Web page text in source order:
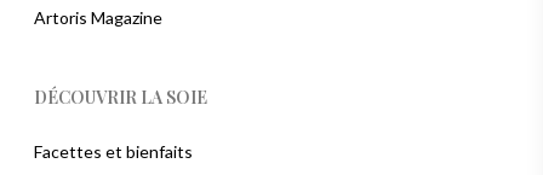
Artoris Magazine
DÉCOUVRIR LA SOIE
Facettes et bienfaits